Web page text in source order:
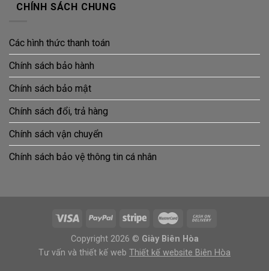
CHÍNH SÁCH CHUNG
Các hình thức thanh toán
Chính sách bảo hành
Chính sách bảo mật
Chính sách đổi, trả hàng
Chính sách vận chuyển
Chính sách bảo vệ thông tin cá nhân
Copyright 2026 © Giày Biên Hòa
Tư vấn và thiết kế web Thiết kế website Biên Hòa